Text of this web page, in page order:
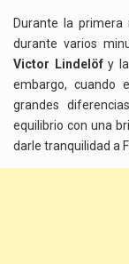
Durante la
durante varios
Victor Lindelöfy
embargo, cuando
grandes
equilibrio con una
darle tranquilidad a